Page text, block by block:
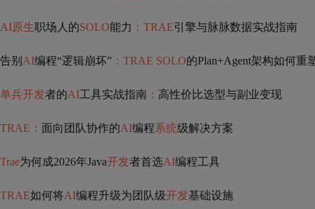
AI原生职场人的SOLO能力 ：TRAE引擎与脉脉数据实战指南
告别 AI编程“逻辑崩坏” ：TRAE SOLO的Plan+Agent架构如何重
单兵开发者的AI工具实战指南 ： 高性价比选型与副业变现
TRAE： 面向团队协作的AI编程系统级解决方案
Trae为何成2026年Java开发者首选AI编程工具
TRAE如何将AI编程升级为团队级开发基础设施